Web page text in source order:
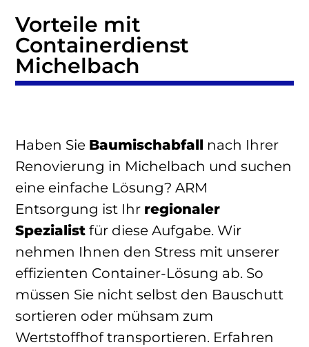
Vorteile mit
Containerdienst
Michelbach
Haben Sie Baumischabfall nach Ihrer
Renovierung in Michelbach und suchen
eine einfache Lösung? ARM
Entsorgung ist Ihr regionaler
Spezialist für diese Aufgabe. Wir
nehmen Ihnen den Stress mit unserer
effizienten Container-Lösung ab. So
müssen Sie nicht selbst den Bauschutt
sortieren oder mühsam zum
Wertstoffhof transportieren. Erfahren